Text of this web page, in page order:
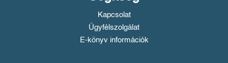
Kapcsolat
Ügyfélszolgálat
E-könyv információk